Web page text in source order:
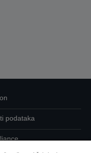
podataka